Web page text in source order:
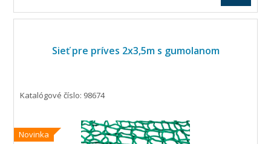
Sieť pre príves 2x3,5m s gumolanom
Novinka
Katalógové číslo: 98674